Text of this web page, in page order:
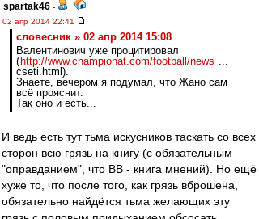
spartak46 -
02 апр 2014 22:41
словесник » 02 апр 2014 15:08
Валентинович уже процитировал
( http://www.championat.com/football/news ...
cseti.html).
Знаете, вечером я подумал, что Жано сам
всё прояснит.
Так оно и есть...
И ведь есть тут тьма искусников таскать со всех
сторон всю грязь на книгу (с обязательным
"оправданием", что ВВ - книга мнений). Но ещё
хуже то, что после того, как грязь вброшена,
обязательно найдётся тьма желающих эту